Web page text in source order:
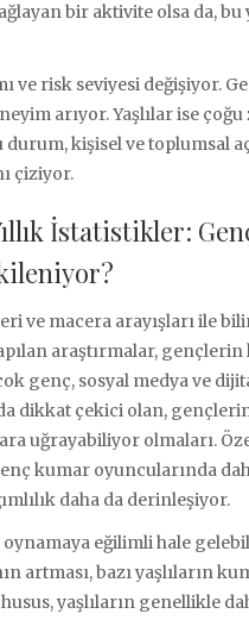
bir aktivite olsa da,
ve risk seviyesi değişiyor.
arıyor. Yaşlılar ise çoğu
kişisel ve toplumsal
çiziyor.
İstatistikler:
ve macera arayışları ile
araştırmalar, gençlerin
genç, sosyal medya ve
dikkat çekici olan,
uğrayabiliyor olmaları.
kumar oyuncularında
daha da derinleşiyor.
oynamaya eğilimli hale
artması, bazı yaşlıların
yaşlıların genellikle